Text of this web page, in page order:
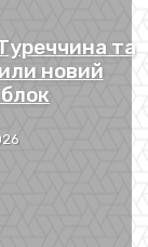
та
новий